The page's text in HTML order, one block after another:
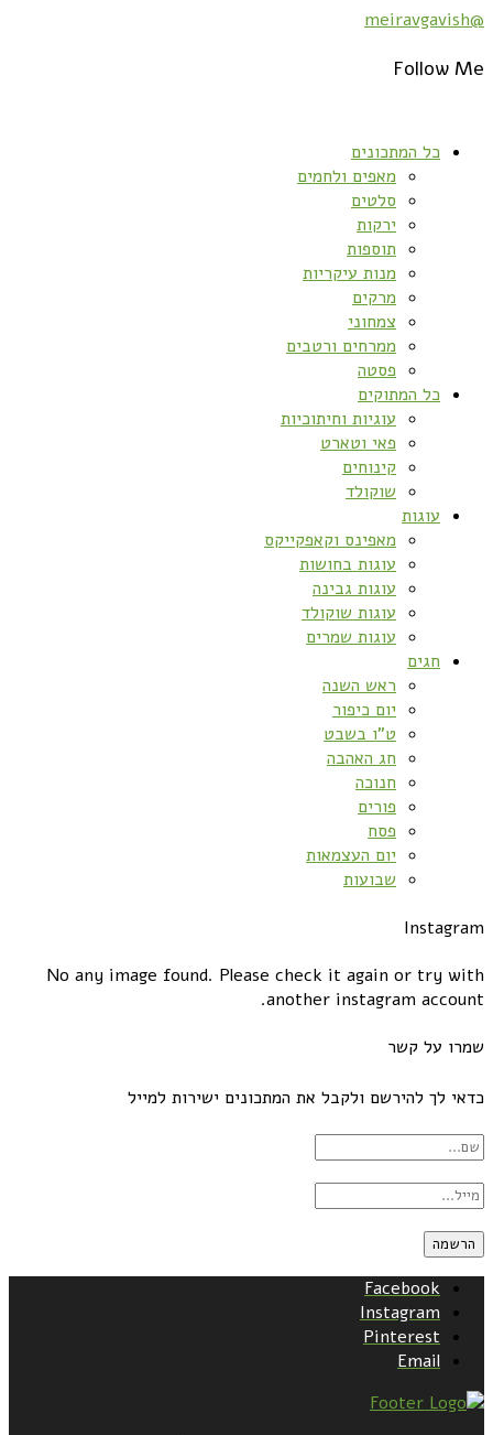
@meiravgavish
Follow Me
כל המתכונים
מאפים ולחמים
סלטים
ירקות
תוספות
מנות עיקריות
מרקים
צמחוני
ממרחים ורטבים
פסטה
כל המתוקים
עוגיות וחיתוכיות
פאי וטארט
קינוחים
שוקולד
עוגות
מאפינס וקאפקייקס
עוגות בחושות
עוגות גבינה
עוגות שוקולד
עוגות שמרים
חגים
ראש השנה
יום כיפור
ט”ו בשבט
חג האהבה
חנוכה
פורים
פסח
יום העצמאות
שבועות
Instagram
No any image found. Please check it again or try with
another instagram account.
שמרו על קשר
כדאי לך להירשם ולקבל את המתכונים ישירות למייל
Facebook
Instagram
Pinterest
Email